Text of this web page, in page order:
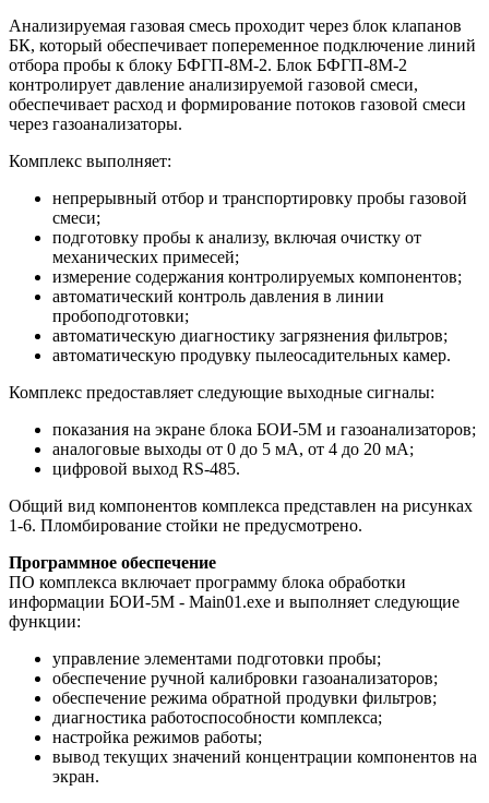
Анализируемая газовая смесь проходит через блок клапанов
БК, который обеспечивает попеременное подключение линий
отбора пробы к блоку БФГП-8М-2. Блок БФГП-8М-2
контролирует давление анализируемой газовой смеси,
обеспечивает расход и формирование потоков газовой смеси
через газоанализаторы.
Комплекс выполняет:
непрерывный отбор и транспортировку пробы газовой
смеси;
подготовку пробы к анализу, включая очистку от
механических примесей;
измерение содержания контролируемых компонентов;
автоматический контроль давления в линии
пробоподготовки;
автоматическую диагностику загрязнения фильтров;
автоматическую продувку пылеосадительных камер.
Комплекс предоставляет следующие выходные сигналы:
показания на экране блока БОИ-5М и газоанализаторов;
аналоговые выходы от 0 до 5 мА, от 4 до 20 мА;
цифровой выход RS-485.
Общий вид компонентов комплекса представлен на рисунках
1-6. Пломбирование стойки не предусмотрено.
Программное обеспечение
ПО комплекса включает программу блока обработки
информации БОИ-5М - Main01.exe и выполняет следующие
функции:
управление элементами подготовки пробы;
обеспечение ручной калибровки газоанализаторов;
обеспечение режима обратной продувки фильтров;
диагностика работоспособности комплекса;
настройка режимов работы;
вывод текущих значений концентрации компонентов на
экран.